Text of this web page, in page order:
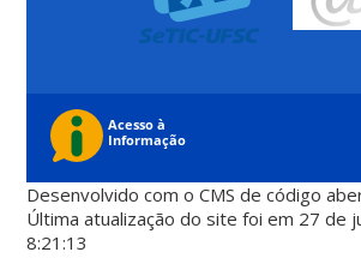
Desenvolvido com o CMS de código
Última atualização do site foi em 27 de
8:21:13